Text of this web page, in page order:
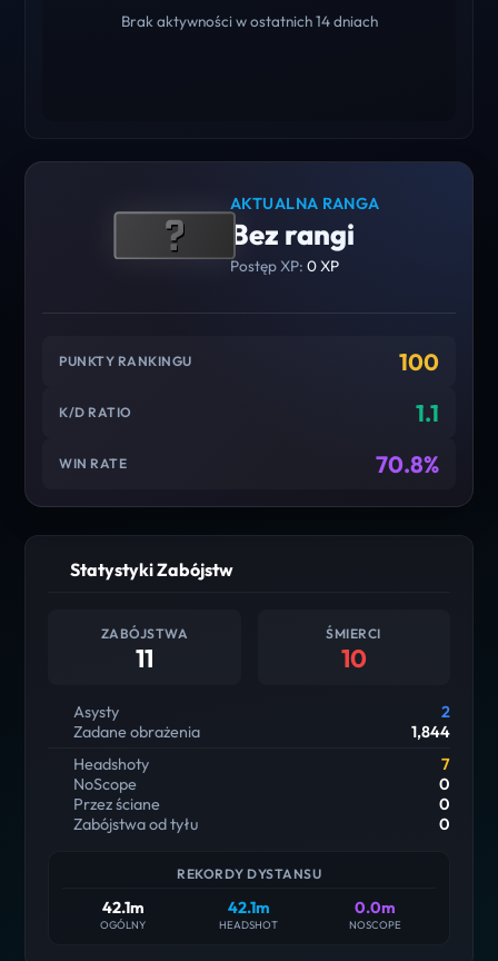
Brak aktywności w ostatnich 14 dniach
AKTUALNA RANGA
Bez rangi
Postęp XP: 0 XP
PUNKTY RANKINGU 100
K/D RATIO 1.1
WIN RATE 70.8%
Statystyki Zabójstw
ZABÓJSTWA
11
ŚMIERCI
10
Asysty
2
Zadane obrażenia
1,844
Headshoty
7
NoScope
0
Przez ściane
0
Zabójstwa od tyłu
0
REKORDY DYSTANSU
42.1m
OGÓLNY
42.1m
HEADSHOT
0.0m
NOSCOPE